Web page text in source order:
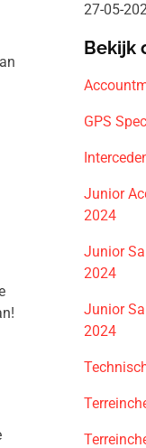
27-05-
Bekijk
GPS
Junior
2024
Junior
2024
Junior
2024